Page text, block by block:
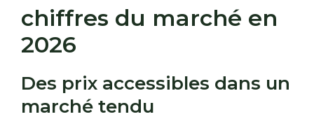
chiffres du marché en
2026
Des prix accessibles dans un
marché tendu